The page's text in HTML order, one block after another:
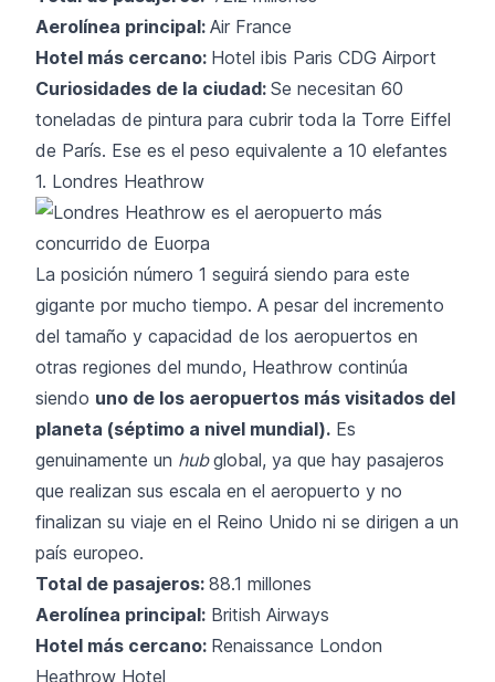
Aerolínea principal: Air France
Hotel más cercano: Hotel ibis Paris CDG Airport
Curiosidades de la ciudad: Se necesitan 60
toneladas de pintura para cubrir toda la Torre Eiffel
de París. Ese es el peso equivalente a 10 elefantes
1. Londres Heathrow
La posición número 1 seguirá siendo para este
gigante por mucho tiempo. A pesar del incremento
del tamaño y capacidad de los aeropuertos en
otras regiones del mundo, Heathrow continúa
siendo uno de los aeropuertos más visitados del
planeta (séptimo a nivel mundial). Es
genuinamente un hubglobal, ya que hay pasajeros
que realizan sus escala en el aeropuerto y no
finalizan su viaje en el Reino Unido ni se dirigen a un
país europeo.
Total de pasajeros: 88.1 millones
Aerolínea principal: British Airways
Hotel más cercano: Renaissance London
Heathrow Hotel